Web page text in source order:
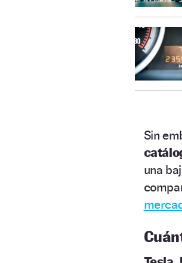
Sin
una